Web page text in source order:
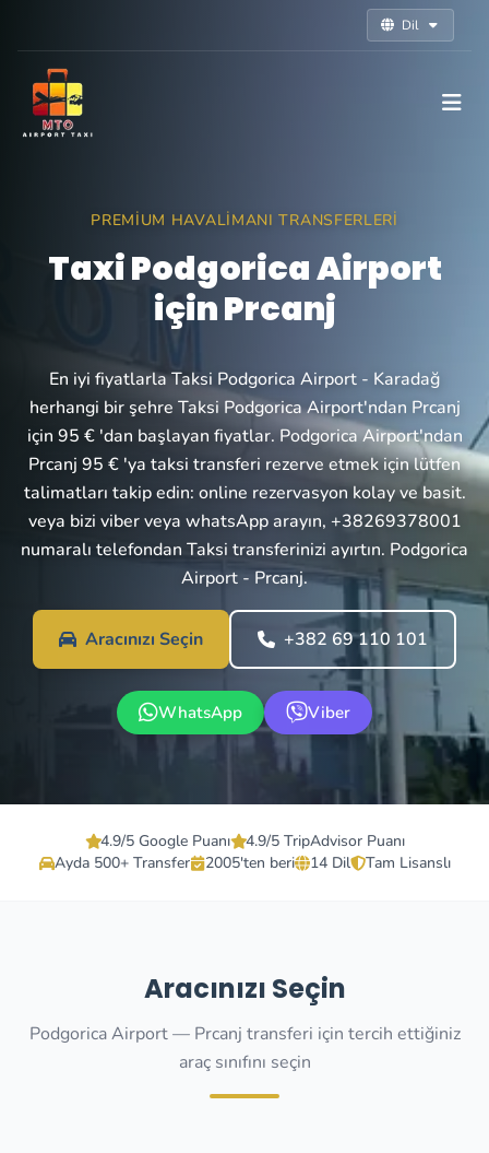
Dil
PREMIUM HAVALIMANI TRANSFERLERI
Taxi Podgorica Airport
için Prcanj
En iyi fiyatlarla Taksi Podgorica Airport - Karadağ
herhangi bir şehre Taksi Podgorica Airport'ndan Prcanj
için 95 € 'dan başlayan fiyatlar. Podgorica Airport'ndan
Prcanj 95 € 'ya taksi transferi rezerve etmek için lütfen
talimatları takip edin: online rezervasyon kolay ve basit.
veya bizi viber veya whatsApp arayın, +38269378001
numaralı telefondan Taksi transferinizi ayırtın. Podgorica
Airport - Prcanj.
Aracınızı Seçin +382 69 110 101
WhatsApp Viber
4.9/5 Google Puanı
4.9/5 TripAdvisor Puanı
Ayda 500+ Transfer
2005'ten beri 14 Dil Tam Lisanslı
Aracınızı Seçin
Podgorica Airport — Prcanj transferi için tercih ettiğiniz
araç sınıfını seçin